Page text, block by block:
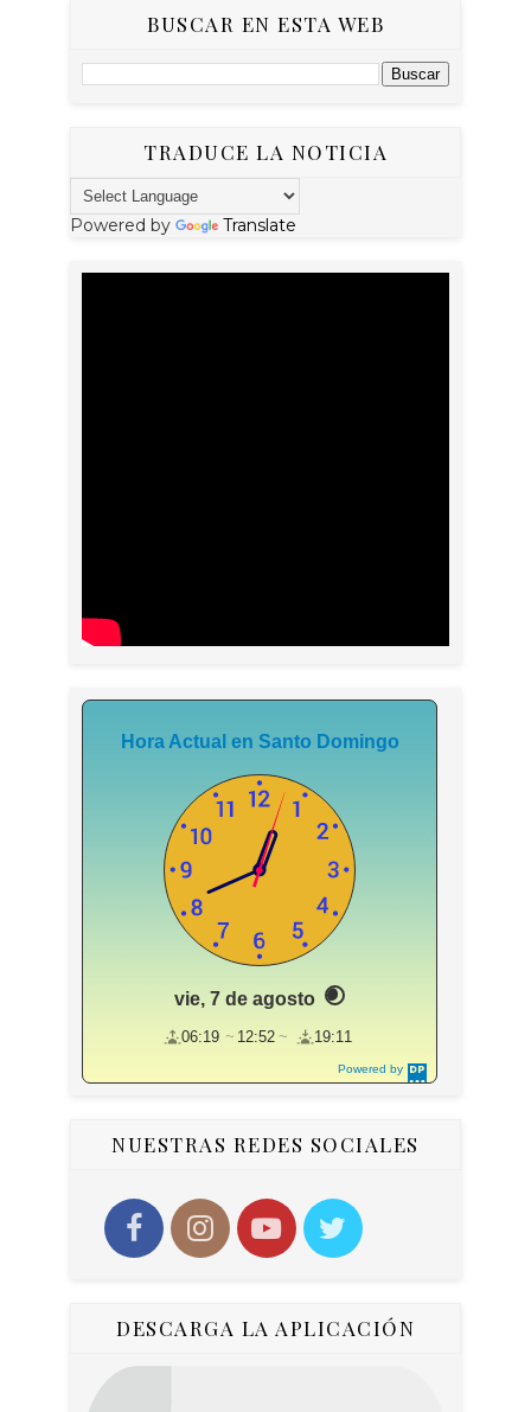
BUSCAR EN ESTA WEB
TRADUCE LA NOTICIA
Powered by Translate
Powered by
DaysPedia.c
Hora Actual en Santo Domingo
vie, 7 de agosto
06:19 12:52 19:11
NUESTRAS REDES SOCIALES
DESCARGA LA APLICACIÓN